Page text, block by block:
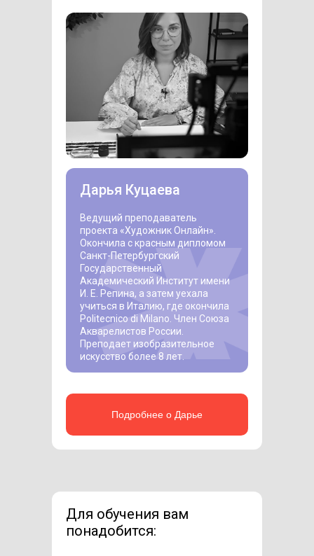
Ведущий преподаватель
проекта «Художник Онлайн».
Окончила с красным дипломом
Санкт-Петербургский
Государственный
Академический Институт имени
И. Е. Репина, а затем уехала
учиться в Италию, где окончила
Politecnico di Milano. Член Союза
Акварелистов России.
Преподает изобразительное
искусство более 8 лет.
Дарья Куцаева
Подробнее о Дарье
Для обучения вам
понадобится: